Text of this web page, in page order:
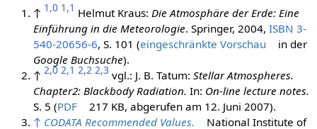
↑ 1,0 1,1 Helmut Kraus: Die Atmosphäre der Erde: Eine
Einführung in die Meteorologie. Springer, 2004, ISBN 3-
540-20656-6, S. 101 (eingeschränkte Vorschau
in der
Google Buchsuche).
↑ 2,0 2,1 2,2 2,3 vgl.: J. B. Tatum: Stellar Atmospheres.
Chapter2: Blackbody Radiation. In: On-line lecture notes.
S. 5 (PDF
217 KB, abgerufen am 12. Juni 2007).
↑ CODATA Recommended Values.
National Institute of